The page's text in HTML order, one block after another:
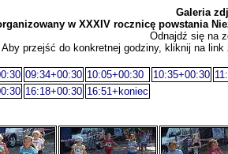
Galeria
w XXXIV rocznicę powstania
Odnajdź się na
Aby przejść do konkretnej godziny, kliknij na
09:34+00:30 10:05+00:30 10:35+00:30
16:18+00:30 16:51+koniec